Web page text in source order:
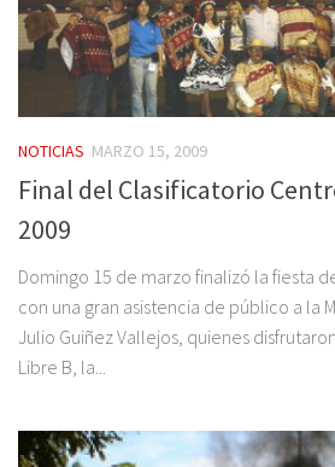
NOTICIAS MARZO 15, 2009
Final del Clasificatorio
2009
Domingo 15 de marzo finalizó la fiesta
con una gran asistencia de público a la
Julio Guiñez Vallejos, quienes
Libre B, la...